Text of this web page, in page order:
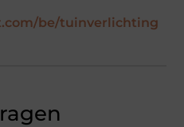
be/tuinverlichting